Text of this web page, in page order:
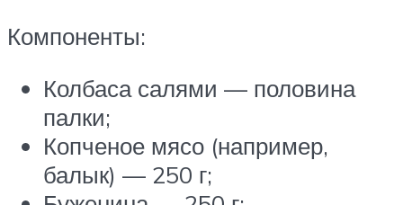
Компоненты:
Колбаса салями — половина
палки;
Копченое мясо (например,
балык) — 250 г;